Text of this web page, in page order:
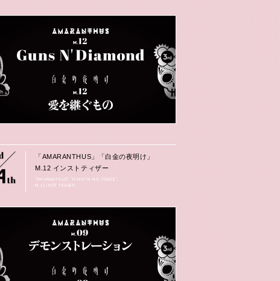
「AMARANTHUS」「白金の夜明け」
M.12 インストティザー
“AMARANTHUS” “HAKKIN NO YOAKE”
M.12 INST TEASER